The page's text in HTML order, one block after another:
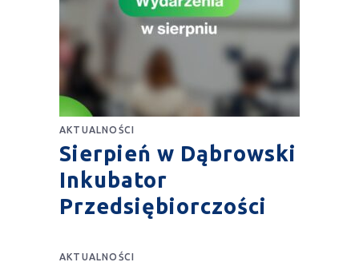
AKTUALNOŚCI
Sierpień w Dąbrowski
Inkubator
Przedsiębiorczości
AKTUALNOŚCI